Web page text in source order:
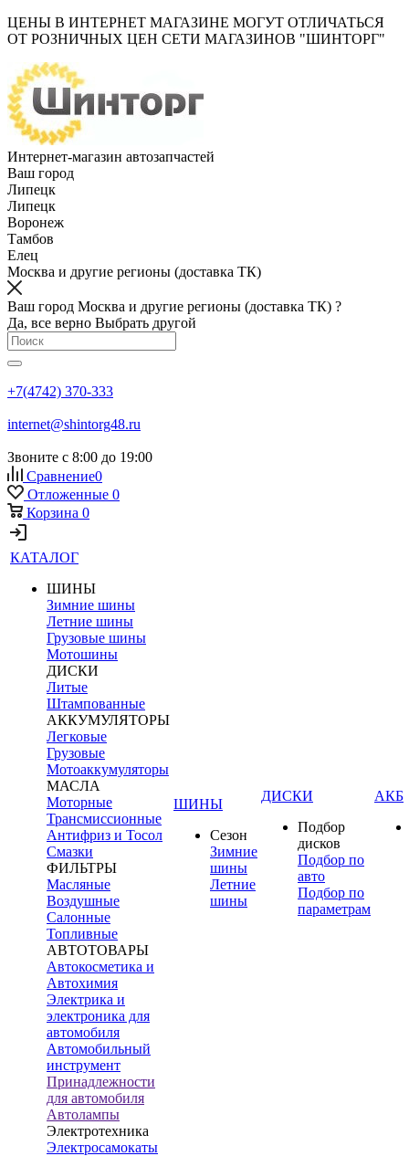
ЦЕНЫ В ИНТЕРНЕТ МАГАЗИНЕ МОГУТ ОТЛИЧАТЬСЯ
ОТ РОЗНИЧНЫХ ЦЕН СЕТИ МАГАЗИНОВ "ШИНТОРГ"
Интернет-магазин автозапчастей
Ваш город
Липецк
Липецк
Воронеж
Тамбов
Елец
Москва и другие регионы (доставка ТК)
Ваш город Москва и другие регионы (доставка ТК) ?
Да, все верно Выбрать другой
+7(4742) 370-333
internet@shintorg48.ru
Звоните с 8:00 до 19:00
Сравнение0
Отложенные 0
Корзина 0
КАТАЛОГ
ШИНЫ
Зимние шины
Летние шины
Грузовые шины
Мотошины
ДИСКИ
Литые
Штампованные
АККУМУЛЯТОРЫ
Легковые
Грузовые
Мотоаккумуляторы
МАСЛА
Моторные
Трансмиссионные
Антифриз и Тосол
Смазки
ФИЛЬТРЫ
Масляные
Воздушные
Салонные
Топливные
АВТОТОВАРЫ
Автокосметика и
Автохимия
Электрика и
электроника для
автомобиля
Автомобильный
инструмент
Принадлежности
для автомобиля
Автолампы
Электротехника
Электросамокаты
ШИНЫ
Сезон
Зимние
шины
Летние
шины
ДИСКИ
Подбор
дисков
Подбор по
авто
Подбор по
параметрам
АКБ